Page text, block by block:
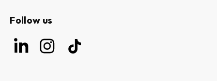
Gestalten
Follow us
Linkedin
Von
Instagram
Von